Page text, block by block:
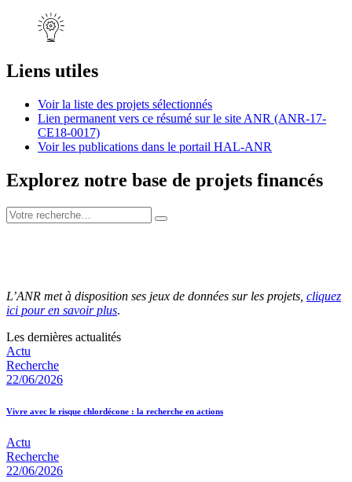
Liens utiles
Voir la liste des projets sélectionnés
Lien permanent vers ce résumé sur le site ANR (ANR-17-
CE18-0017)
Voir les publications dans le portail HAL-ANR
Explorez notre base de projets financés
L’ANR met à disposition ses jeux de données sur les projets, cliquez
ici pour en savoir plus.
Les dernières actualités
Actu
Recherche
22/06/2026
Vivre avec le risque chlordécone : la recherche en actions
Actu
Recherche
22/06/2026